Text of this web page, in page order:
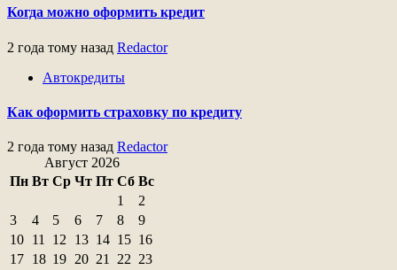
Когда можно оформить кредит
2 года тому назад Redactor
Автокредиты
Как оформить страховку по кредиту
2 года тому назад Redactor
Август 2026
Пн Вт Ср Чт Пт Сб Вс
1
2
3
4 5 6 7 8
9
10 11 12 13 14 15 16
17 18 19 20 21 22 23